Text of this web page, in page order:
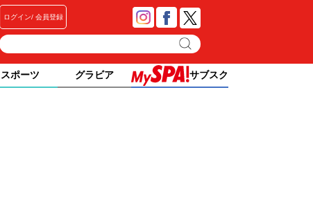
ログイン 会員登録
スポーツ グラビア サブスク